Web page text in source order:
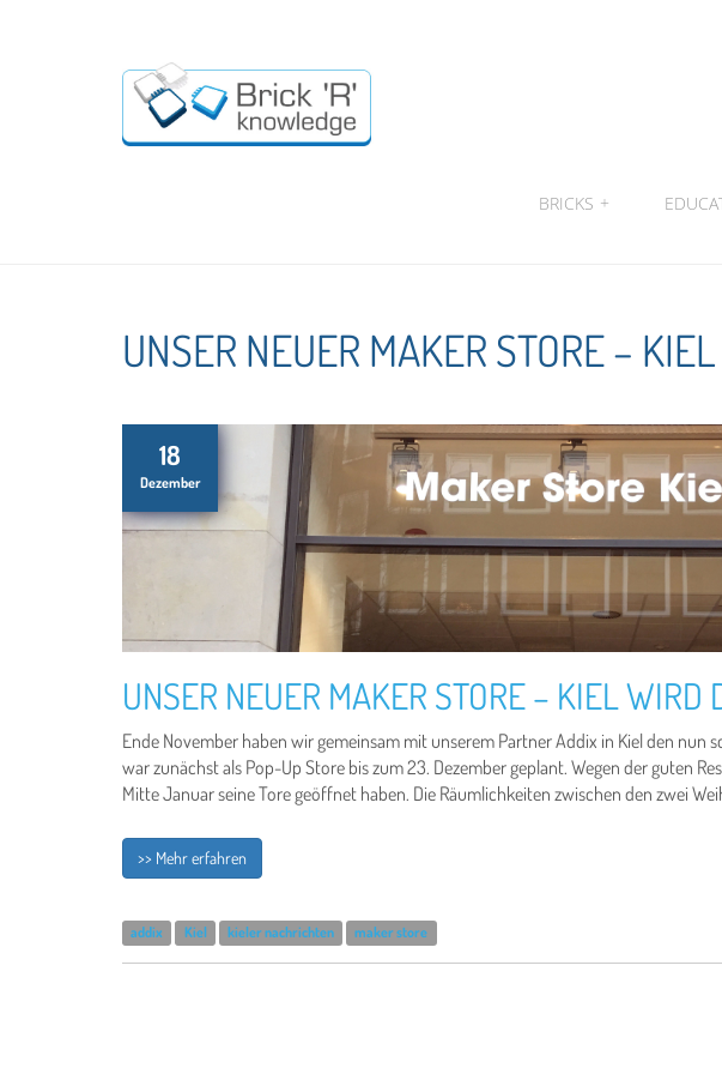
BRICKS +
UNSER NEUER MAKER STORE –
18
Dezember
UNSER NEUER MAKER STORE – KIEL WIRD
Ende November haben wir gemeinsam mit unserem Partner Addix in Kiel den nun
war zunächst als Pop-Up Store bis zum 23. Dezember geplant. Wegen der guten
Mitte Januar seine Tore geöffnet haben. Die Räumlichkeiten zwischen den zwei
>> Mehr erfahren
addix Kiel kieler nachrichten maker store